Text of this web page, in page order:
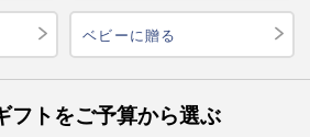
ベビーに贈る
フトをご予算から選ぶ